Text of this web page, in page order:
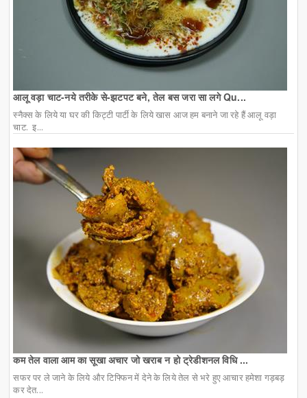
आलू वड़ा चाट-नये तरीके से-झटपट बने, तेल बस जरा सा लगे Qu...
स्नैक्स के लिये या घर की किट्टी पार्टी के लिये खास आज हम बनाने जा रहे हैं आलू वड़ा
चाट. इ...
कम तेल वाला आम का सूखा अचार जो खराब न हो ट्रेडीशनल विधि ...
सफर पर ले जाने के लिये और टिफ्फिन में देने के लिये तेल से भरे हुए आचार हमेशा गड़बड़
कर देत...